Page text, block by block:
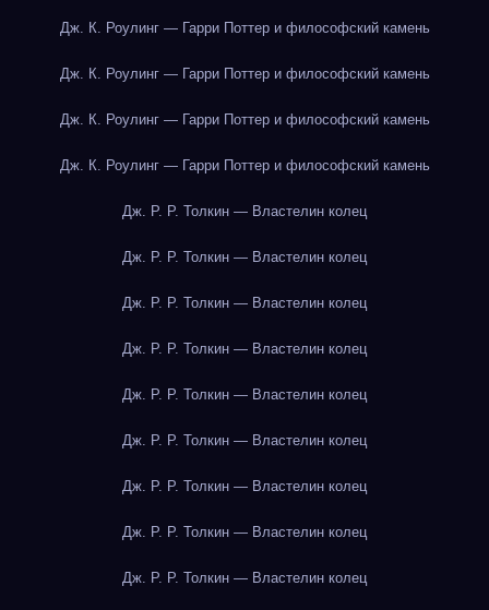
Дж. К. Роулинг — Гарри Поттер и философский камень
Дж. К. Роулинг — Гарри Поттер и философский камень
Дж. К. Роулинг — Гарри Поттер и философский камень
Дж. К. Роулинг — Гарри Поттер и философский камень
Дж. Р. Р. Толкин — Властелин колец
Дж. Р. Р. Толкин — Властелин колец
Дж. Р. Р. Толкин — Властелин колец
Дж. Р. Р. Толкин — Властелин колец
Дж. Р. Р. Толкин — Властелин колец
Дж. Р. Р. Толкин — Властелин колец
Дж. Р. Р. Толкин — Властелин колец
Дж. Р. Р. Толкин — Властелин колец
Дж. Р. Р. Толкин — Властелин колец